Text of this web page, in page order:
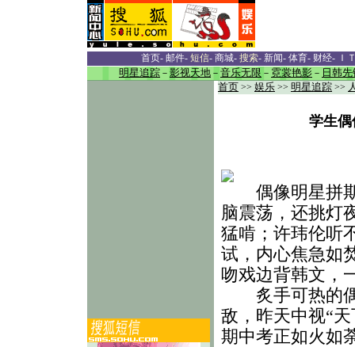
首页- 邮件- 短信- 商城- 搜索- 新闻- 体育- 财经- Ｉ
明星追踪 － 影视天地 － 音乐无限 － 霓裳艳影 － 日韩先
首页 >> 娱乐 >> 明星追踪 >>
学生
偶像明星拼期
脑震荡，还挑灯
猛啃；许玮伦听
试，内心焦急如
吻戏边背韩文，
炙手可热的偶
敌，昨天中视“
期中考正如火如